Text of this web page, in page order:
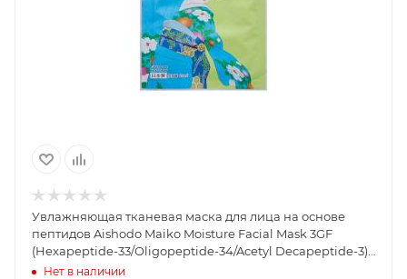
Увлажняющая тканевая маска для лица на основе
пептидов Aishodo Maiko Moisture Facial Mask 3GF
(Hexapeptide-33/Oligopeptide-34/Acetyl Decapeptide-3) ,
10 шт
Нет в наличии